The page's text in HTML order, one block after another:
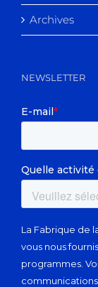
Archives
NEWSLETTER